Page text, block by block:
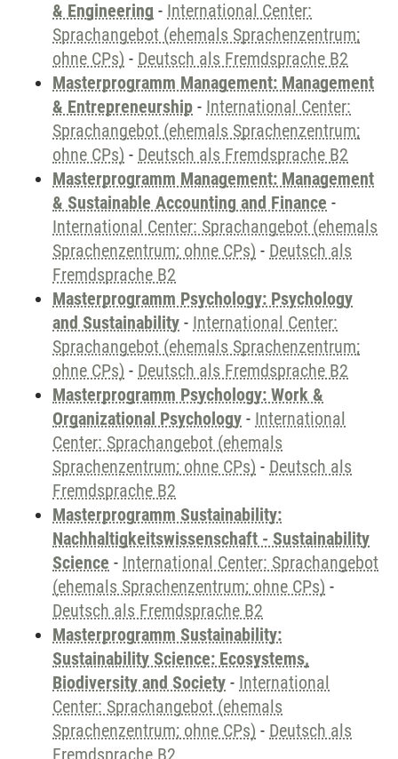
& Engineering - International Center:
Sprachangebot (ehemals Sprachenzentrum;
ohne CPs) - Deutsch als Fremdsprache B2
Masterprogramm Management: Management
& Entrepreneurship - International Center:
Sprachangebot (ehemals Sprachenzentrum;
ohne CPs) - Deutsch als Fremdsprache B2
Masterprogramm Management: Management
& Sustainable Accounting and Finance -
International Center: Sprachangebot (ehemals
Sprachenzentrum; ohne CPs) - Deutsch als
Fremdsprache B2
Masterprogramm Psychology: Psychology
and Sustainability - International Center:
Sprachangebot (ehemals Sprachenzentrum;
ohne CPs) - Deutsch als Fremdsprache B2
Masterprogramm Psychology: Work &
Organizational Psychology - International
Center: Sprachangebot (ehemals
Sprachenzentrum; ohne CPs) - Deutsch als
Fremdsprache B2
Masterprogramm Sustainability:
Nachhaltigkeitswissenschaft - Sustainability
Science - International Center: Sprachangebot
(ehemals Sprachenzentrum; ohne CPs) -
Deutsch als Fremdsprache B2
Masterprogramm Sustainability:
Sustainability Science: Ecosystems,
Biodiversity and Society - International
Center: Sprachangebot (ehemals
Sprachenzentrum; ohne CPs) - Deutsch als
Fremdsprache B2